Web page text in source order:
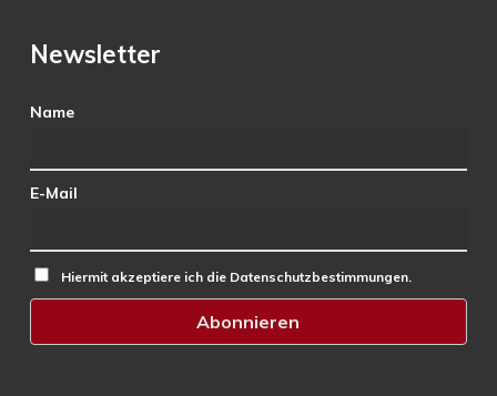
Newsletter
Name
E-Mail
Hiermit akzeptiere ich die Datenschutzbestimmungen.